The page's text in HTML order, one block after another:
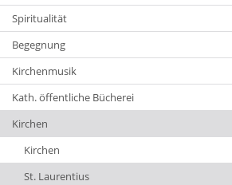
Spiritualität
Begegnung
Kirchenmusik
Kath. öffentliche Bücherei
Kirchen
Kirchen
St. Laurentius